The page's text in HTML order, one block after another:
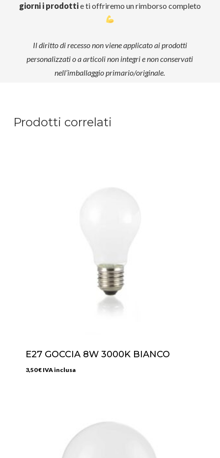
giorni i prodottie ti offriremo un rimborso completo
Il diritto di recesso non viene applicato ai prodotti
personalizzati o a articoli non integri e non conservati
nell’imballaggio primario/originale.
Prodotti correlati
E27 GOCCIA 8W 3000K BIANCO
3,50€ IVA inclusa